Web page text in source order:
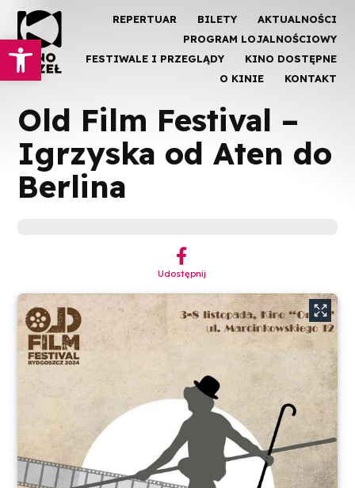
Otwórz pasek narzędzi
REPERTUAR BILETY
AKTUALNOŚCI
PROGRAM LOJALNOŚCIOWY
FESTIWALE I PRZEGLĄDY
KINO DOSTĘPNE
O KINIE
KONTAKT
Old Film Festival –
Igrzyska od Aten do
Berlina
︁
Udostępnij